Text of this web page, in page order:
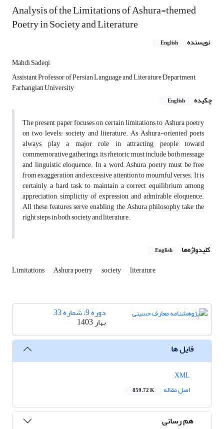
Analysis of the Limitations of Ashura-themed
Poetry in Society and Literature
نویسنده English
Mahdi Sadeqi
Assistant Professor of Persian Language and Literature Department,
Farhangian University
چکیده
English
The present paper focuses on certain limitations to Ashura poetry
on two levels: society and literature. As Ashura-oriented poets
always play a major role in attracting people toward
commemorative gatherings, its rhetoric must include both message
and linguistic eloquence. In a word, Ashura poetry must be free
from exaggeration and excessive attention to mournful verses. It is
certainly a hard task to maintain a correct equilibrium among
appreciation, simplicity of expression, and admirable eloquence.
All these features serve enabling the Ashura philosophy take the
right steps in both society and literature.
کلیدواژه‌ها English
Limitations Ashura poetry society literature
دوره 9، شماره 33
بهار 1403
فایل ها
اصل مقاله
859.72 K
هم رسانی